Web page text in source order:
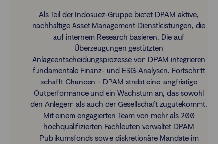
Als Teil der Indosuez-Gruppe bietet DPAM aktive,
nachhaltige Asset-Management-Dienstleistungen, die
auf internem Research basieren. Die auf
Überzeugungen gestützten
Anlageentscheidungsprozesse von DPAM integrieren
fundamentale Finanz- und ESG-Analysen. Fortschritt
schafft Chancen - DPAM strebt eine langfristige
Outperformance und ein Wachstum an, das sowohl
den Anlegern als auch der Gesellschaft zugutekommt.
Mit einem engagierten Team von mehr als 200
hochqualifizierten Fachleuten verwaltet DPAM
Publikumsfonds sowie diskretionäre Mandate im